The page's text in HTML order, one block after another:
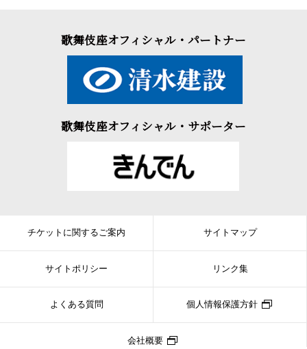
歌舞伎座オフィシャル・パートナー
歌舞伎座オフィシャル・サポーター
チケットに関するご案内 サイトマップ
サイトポリシー リンク集
よくある質問 個人情報保護方針
会社概要